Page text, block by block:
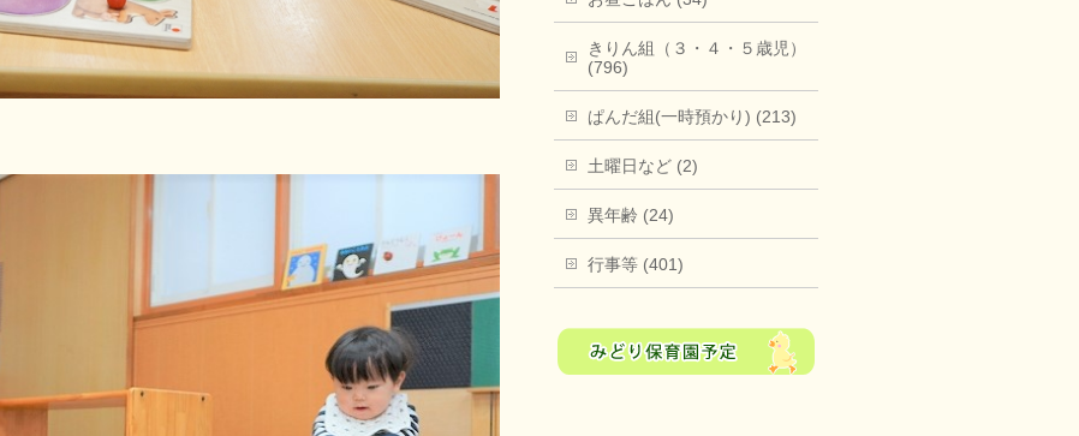
きりん組（３・４・５歳児）
(796)
ぱんだ組(一時預かり) (213)
土曜日など (2)
異年齢 (24)
行事等 (401)